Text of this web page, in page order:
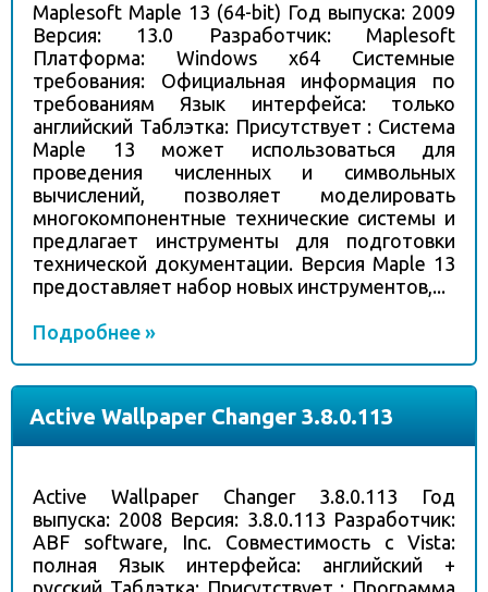
Maplesoft Maple 13 (64-bit) Год выпуска: 2009
Версия: 13.0 Разработчик: Maplesoft
Платформа: Windows x64 Системные
требования: Официальная информация по
требованиям Язык интерфейса: только
английский Таблэтка: Присутствует : Система
Maple 13 может использоваться для
проведения численных и символьных
вычислений, позволяет моделировать
многокомпонентные технические системы и
предлагает инструменты для подготовки
технической документации. Версия Maple 13
предоставляет набор новых инструментов,...
Подробнее »
Active Wallpaper Changer 3.8.0.113
Active Wallpaper Changer 3.8.0.113 Год
выпуска: 2008 Версия: 3.8.0.113 Разработчик:
ABF software, Inc. Совместимость с Vista:
полная Язык интерфейса: английский +
русский Таблэтка: Присутствует : Программа